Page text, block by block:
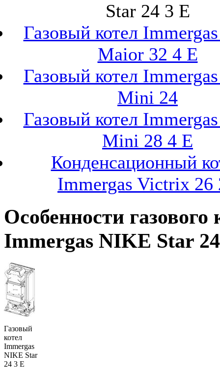
Star 24 3 E
Газовый котел
Maior 32 4 E
Газовый котел
Mini 24
Газовый котел
Mini 28 4 E
Конденсационный
Immergas Victrix 26
Особенности газового
Immergas NIKE Star
Газовый
котел
Immergas
NIKE Star
24 3 E